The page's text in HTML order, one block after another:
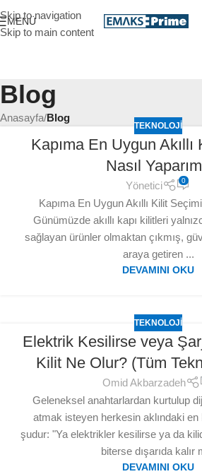
Skip to navigation
Skip to main content
MENÜ
Blog
Anasayfa/Blog
TEKNOLOJI
Kapıma En Uygun
Nasıl
Yönetici 0
Kapıma En Uygun Akıllı Kilit
Günümüzde akıllı kapı kilitleri
sağlayan ürünler olmaktan çıkmış,
araya getiren ...
DEVAMINI OKU
TEKNOLOJI
Elektrik Kesilirse veya
Kilit Ne Olur? (Tüm
Omid Akbarzadeh
Geleneksel anahtarlardan kurtulup
atmak isteyen herkesin aklındaki
şudur: "Ya elektrikler kesilirse ya da
biterse dışarıda kalır
DEVAMINI OKU